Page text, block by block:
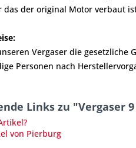
das der original Motor verbaut
Vergaser die gesetzliche
Personen nach
Links zu "Vergaser 9
von Pierburg